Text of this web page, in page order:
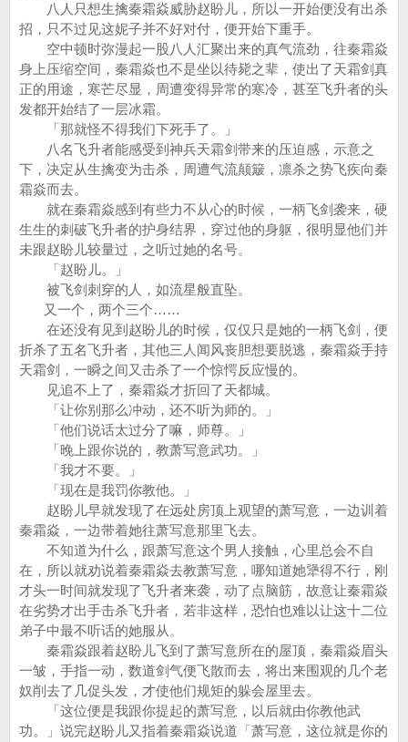
八人只想生擒秦霜焱威胁赵盼儿，所以一开始便没有出杀
招，只不过见这妮子并不好对付，便开始下重手。
空中顿时弥漫起一股八人汇聚出来的真气流劲，往秦霜焱
身上压缩空间，秦霜焱也不是坐以待毙之辈，使出了天霜剑真
正的用途，寒芒尽显，周遭变得异常的寒冷，甚至飞升者的头
发都开始结了一层冰霜。
「那就怪不得我们下死手了。」
八名飞升者能感受到神兵天霜剑带来的压迫感，示意之
下，决定从生擒变为击杀，周遭气流颠簸，凛杀之势飞疾向秦
霜焱而去。
就在秦霜焱感到有些力不从心的时候，一柄飞剑袭来，硬
生生的刺破飞升者的护身结界，穿过他的身躯，很明显他们并
未跟赵盼儿较量过，之听过她的名号。
「赵盼儿。」
被飞剑刺穿的人，如流星般直坠。
又一个，两个三个……
在还没有见到赵盼儿的时候，仅仅只是她的一柄飞剑，便
折杀了五名飞升者，其他三人闻风丧胆想要脱逃，秦霜焱手持
天霜剑，一瞬之间又击杀了一个惊愕反应慢的。
见追不上了，秦霜焱才折回了天都城。
「让你别那么冲动，还不听为师的。」
「他们说话太过分了嘛，师尊。」
「晚上跟你说的，教萧写意武功。」
「我才不要。」
「现在是我罚你教他。」
赵盼儿早就发现了在远处房顶上观望的萧写意，一边训着
秦霜焱，一边带着她往萧写意那里飞去。
不知道为什么，跟萧写意这个男人接触，心里总会不自
在，所以就劝说着秦霜焱去教萧写意，哪知道她犟得不行，刚
才头一时间就发现了飞升者来袭，动了点脑筋，故意让秦霜焱
在劣势才出手击杀飞升者，若非这样，恐怕也难以让这十二位
弟子中最不听话的她服从。
秦霜焱跟着赵盼儿飞到了萧写意所在的屋顶，秦霜焱眉头
一皱，手指一动，数道剑气便飞散而去，将出来围观的几个老
奴削去了几促头发，才使他们规矩的躲会屋里去。
「这位便是我跟你提起的萧写意，以后就由你教他武
功。」说完赵盼儿又指着秦霜焱说道「萧写意，这位就是你的